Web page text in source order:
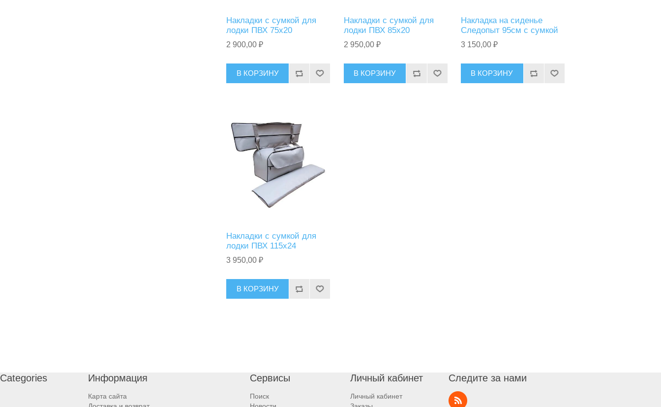
Накладки с сумкой для
лодки ПВХ 75х20
2 900,00 ₽
В КОРЗИНУ
Накладки с сумкой для
лодки ПВХ 85х20
2 950,00 ₽
В КОРЗИНУ
Накладка на сиденье
Следопыт 95см с сумкой
3 150,00 ₽
В КОРЗИНУ
Накладки с сумкой для
лодки ПВХ 115х24
3 950,00 ₽
В КОРЗИНУ
Categories Информация
Карта сайта
Сервисы
Поиск
Личный кабинет
Личный кабинет
Следите за нами